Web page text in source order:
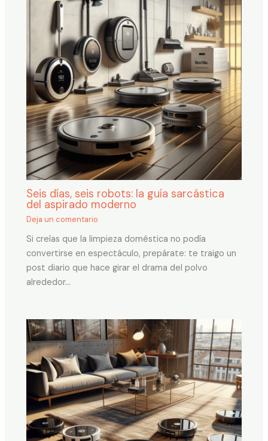
Seis días, seis robots: la guía sarcástica
del aspirado moderno
Deja un comentario
Si creías que la limpieza doméstica no podía
convertirse en espectáculo, prepárate: te traigo un
post diario que hace girar el drama del polvo
alrededor…